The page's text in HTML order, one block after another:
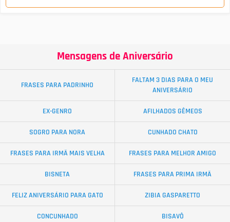
Mensagens de Aniversário
FRASES PARA PADRINHO
FALTAM 3 DIAS PARA O MEU
ANIVERSÁRIO
EX-GENRO AFILHADOS GÊMEOS
SOGRO PARA NORA CUNHADO CHATO
FRASES PARA IRMÃ MAIS VELHA FRASES PARA MELHOR AMIGO
BISNETA FRASES PARA PRIMA IRMÃ
FELIZ ANIVERSÁRIO PARA GATO ZIBIA GASPARETTO
CONCUNHADO BISAVÔ